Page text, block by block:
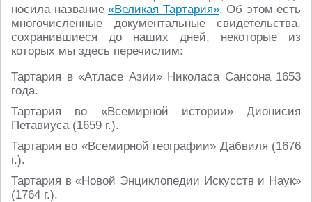
носила название «Великая Тартария». Об этом есть
многочисленные документальные свидетельства,
сохранившиеся до наших дней, некоторые из
которых мы здесь перечислим:
Тартария в «Атласе Азии» Николаса Сансона 1653
года.
Тартария во «Всемирной истории» Дионисия
Петавиуса (1659 г.).
Тартария во «Всемирной географии» Дабвиля (1676
г.).
Тартария в «Новой Энциклопедии Искусств и Наук»
(1764 г.).